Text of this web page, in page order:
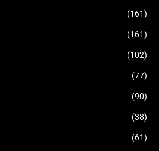
(161)
(161)
(102)
(77)
(90)
(38)
(61)